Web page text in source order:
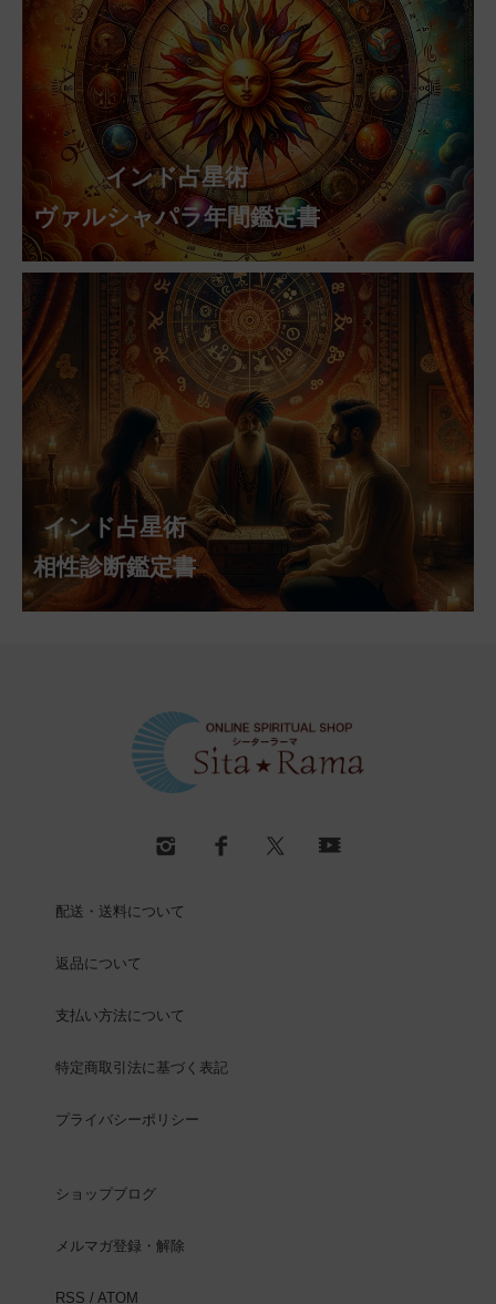
インド占星術
ヴァルシャパラ年間鑑定書
インド占星術
相性診断鑑定書
配送・送料について
返品について
支払い方法について
特定商取引法に基づく表記
プライバシーポリシー
ショップブログ
メルマガ登録・解除
RSS / ATOM